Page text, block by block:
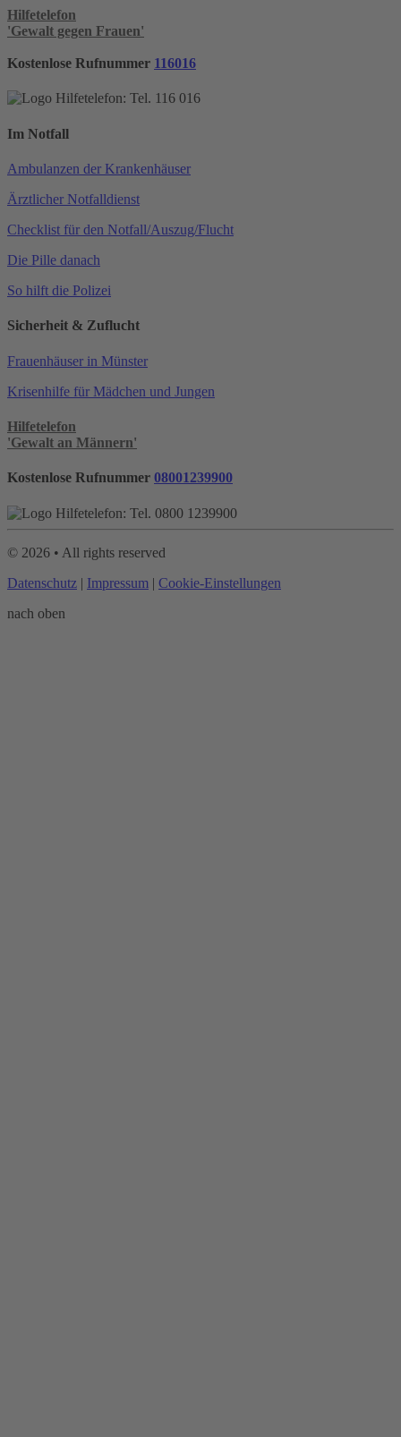
Hilfetelefon
'Gewalt gegen Frauen'
Kostenlose Rufnummer 116016
Im Notfall
Ambulanzen der Krankenhäuser
Ärztlicher Notfalldienst
Checklist für den Notfall/Auszug/Flucht
Die Pille danach
So hilft die Polizei
Sicherheit & Zuflucht
Frauenhäuser in Münster
Krisenhilfe für Mädchen und Jungen
Hilfetelefon
'Gewalt an Männern'
Kostenlose Rufnummer 08001239900
© 2026 • All rights reserved
Datenschutz | Impressum | Cookie-Einstellungen
nach oben